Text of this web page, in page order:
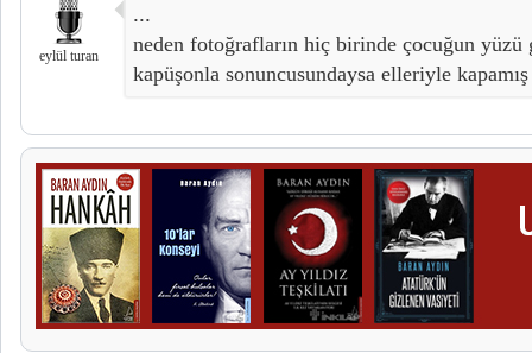
eylül turan
...
neden fotoğrafların hiç birinde çocuğun
kapüşonla sonuncusundaysa elleriyle